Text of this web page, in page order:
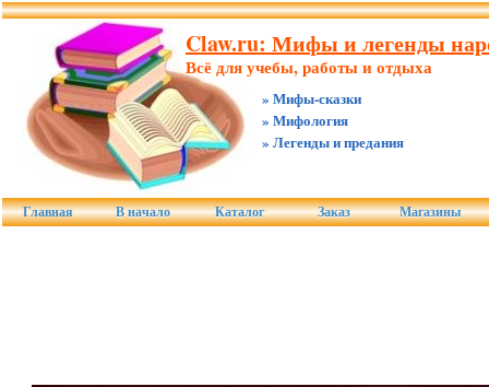
Claw.ru: Мифы и легенды
Всё для учебы, работы и отдыха
» Мифы-сказки
» Мифология
» Легенды и предания
Главная В начало Каталог Заказ Магазины